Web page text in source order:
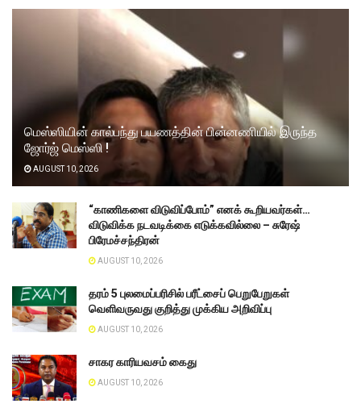
மெஸ்ஸியின் கால்பந்து பயணத்தின் பின்னணியில் இருந்த
ஜோர்ஜ் மெஸ்ஸி !
AUGUST 10, 2026
“காணிகளை விடுவிப்போம்” எனக் கூறியவர்கள்…
விடுவிக்க நடவடிக்கை எடுக்கவில்லை – சுரேஷ்
பிரேமச்சந்திரன்
AUGUST 10, 2026
தரம் 5 புலமைப்பரிசில் பரீட்சைப் பெறுபேறுகள்
வெளிவருவது குறித்து முக்கிய அறிவிப்பு
AUGUST 10, 2026
சாகர காரியவசம் கைது
AUGUST 10, 2026